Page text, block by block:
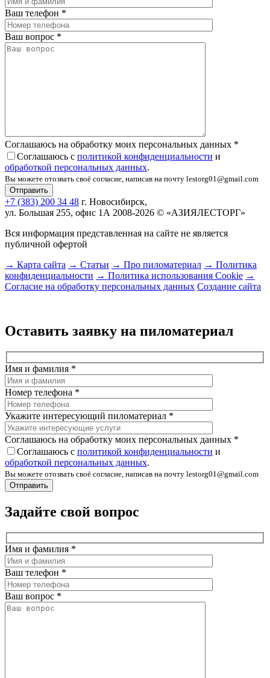
Ваш телефон *
Ваш вопрос *
Соглашаюсь на обработку моих персональных данных *
Соглашаюсь с политикой конфиденциальности и
обработкой персональных данных.
Вы можете отозвать своё согласие, написав на почту lestorg01@gmail.com
+7 (383) 200 34 48 г. Новосибирск,
ул. Большая 255, офис 1А 2008-2026 © «АЗИЯЛЕСТОРГ»
Вся информация представленная на сайте не является
публичной офертой
→ Карта сайта → Статьи → Про пиломатериал → Политика
конфиденциальности → Политика использования Cookie →
Согласие на обработку персональных данных Создание сайта
Оставить заявку на пиломатериал
Имя и фамилия *
Номер телефона *
Укажите интересующий пиломатериал *
Соглашаюсь на обработку моих персональных данных *
Соглашаюсь с политикой конфиденциальности и
обработкой персональных данных.
Вы можете отозвать своё согласие, написав на почту lestorg01@gmail.com
Задайте свой вопрос
Имя и фамилия *
Ваш телефон *
Ваш вопрос *